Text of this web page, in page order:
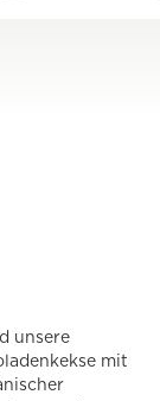
unsere
mit